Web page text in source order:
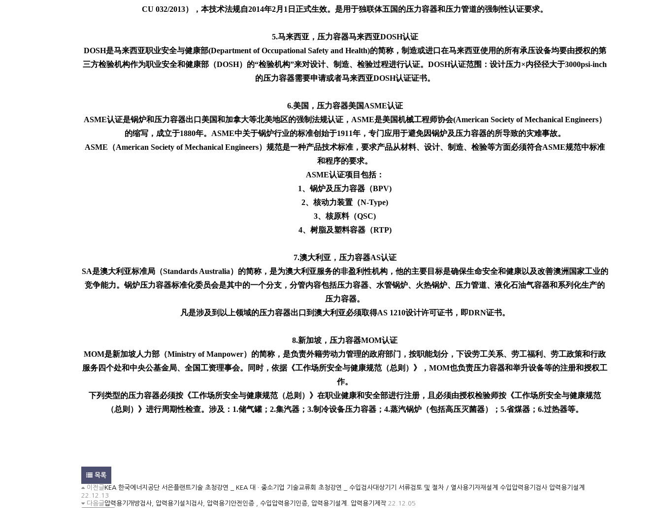
CU 032/2013），本技术法规自2014年2月1日正式生效。是用于独联体五国的压力容器和压力管道的强制性认证要求。
5.马来西亚，压力容器马来西亚DOSH认证
DOSH是马来西亚职业安全与健康部(Department of Occupational Safety and Health)的简称，制造或进口在马来西亚使用的所有承压设备均要由授权的第
三方检验机构作为职业安全和健康部（DOSH）的“检验机构”来对设计、制造、检验过程进行认证。DOSH认证范围：设计压力×内径径大于3000psi-inch
的压力容器需要申请或者马来西亚DOSH认证证书。
6.美国，压力容器美国ASME认证
ASME认证是锅炉和压力容器出口美国和加拿大等北美地区的强制法规认证，ASME是美国机械工程师协会(American Society of Mechanical Engineers）
的缩写，成立于1880年。ASME中关于锅炉行业的标准创始于1911年，专门应用于避免因锅炉及压力容器的所导致的灾难事故。
ASME（American Society of Mechanical Engineers）规范是一种产品技术标准，要求产品从材料、设计、制造、检验等方面必须符合ASME规范中标准
和程序的要求。
ASME认证项目包括：
1、锅炉及压力容器（BPV)
2、核动力装置（N-Type)
3、核原料（QSC)
4、树脂及塑料容器（RTP)
7.澳大利亚，压力容器AS认证
SA是澳大利亚标准局（Standards Australia）的简称，是为澳大利亚服务的非盈利性机构，他的主要目标是确保生命安全和健康以及改善澳洲国家工业的
竞争能力。锅炉压力容器标准化委员会是其中的一个分支，分管内容包括压力容器、水管锅炉、火热锅炉、压力管道、液化石油气容器和系列化生产的
压力容器。
凡是涉及到以上领域的压力容器出口到澳大利亚必须取得AS 1210设计许可证书，即DRN证书。
8.新加坡，压力容器MOM认证
MOM是新加坡人力部（Ministry of Manpower）的简称，是负责外籍劳动力管理的政府部门，按职能划分，下设劳工关系、劳工福利、劳工政策和行政
服务四个处和中央公基金局、全国工资理事会。同时，依据《工作场所安全与健康规范（总则）》，MOM也负责压力容器和举升设备等的注册和授权工
作。
下列类型的压力容器必须按《工作场所安全与健康规范（总则）》在职业健康和安全部进行注册，且必须由授权检验师按《工作场所安全与健康规范
（总则）》进行周期性检查。涉及：1.储气罐；2.集汽器；3.制冷设备压力容器；4.蒸汽锅炉（包括高压灭菌器）；5.省煤器；6.过热器等。
목록
이전글KEA 한국에너지공단 서은플랜트기술 초청강연 _ KEA 대 · 중소기업 기술교류회 초청강연 _ 수입검사대상기기 서류검토 및 절차 / 열사용기자재설계 수입압력용기검사 압력용기설계
22.12.13
다음글압력용기개방검사, 압력용기설치검사, 압력용기안전인증 , 수입압력용기인증, 압력용기설계. 압력용기제작 22.12.05